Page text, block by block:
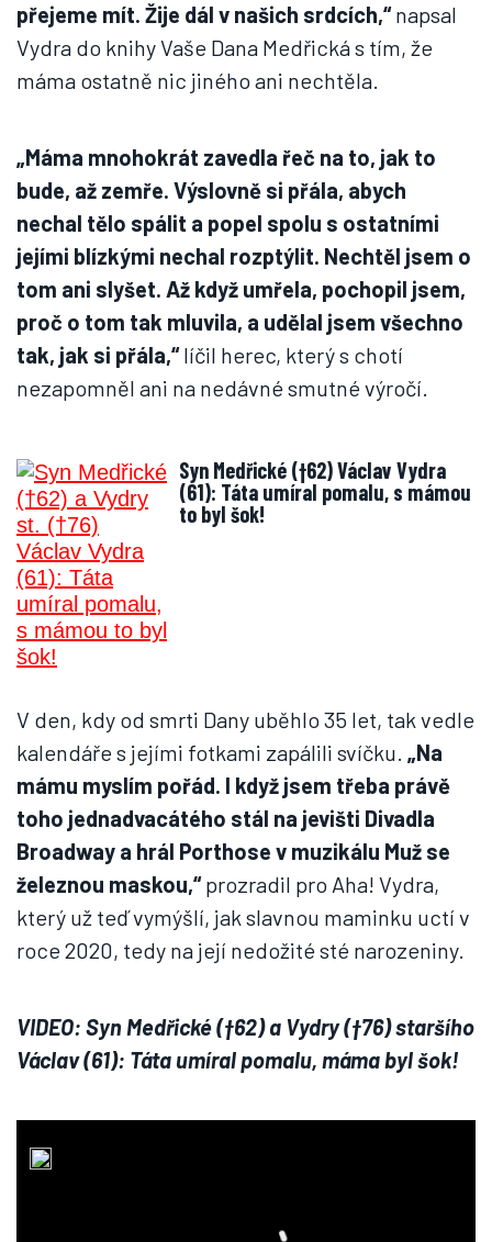
přejeme mít. Žije dál v našich srdcích,“napsal
Vydra do knihy Vaše Dana Medřická s tím, že
máma ostatně nic jiného ani nechtěla.
„Máma mnohokrát zavedla řeč na to, jak to
bude, až zemře. Výslovně si přála, abych
nechal tělo spálit a popel spolu s ostatními
jejími blízkými nechal rozptýlit. Nechtěl jsem o
tom ani slyšet. Až když umřela, pochopil jsem,
proč o tom tak mluvila, a udělal jsem všechno
tak, jak si přála,“líčil herec, který s chotí
nezapomněl ani na nedávné smutné výročí.
Syn Medřické (†62) Václav Vydra
(61): Táta umíral pomalu, s mámou
to byl šok!
V den, kdy od smrti Dany uběhlo 35 let, tak vedle
kalendáře s jejími fotkami zapálili svíčku. „Na
mámu myslím pořád. I když jsem třeba právě
toho jednadvacátého stál na jevišti Divadla
Broadway a hrál Porthose v muzikálu Muž se
železnou maskou,“prozradil pro Aha! Vydra,
který už teď vymýšlí, jak slavnou maminku uctí v
roce 2020, tedy na její nedožité sté narozeniny.
VIDEO: Syn Medřické (†62) a Vydry (†76) staršího
Václav (61): Táta umíral pomalu, máma byl šok!